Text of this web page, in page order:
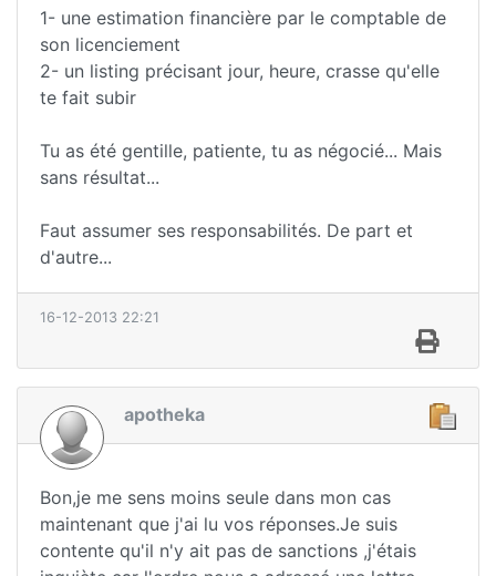
1- une estimation financière par le comptable de
son licenciement
2- un listing précisant jour, heure, crasse qu'elle
te fait subir
Tu as été gentille, patiente, tu as négocié... Mais
sans résultat...
Faut assumer ses responsabilités. De part et
d'autre...
16-12-2013 22:21
apotheka
Bon,je me sens moins seule dans mon cas
maintenant que j'ai lu vos réponses.Je suis
contente qu'il n'y ait pas de sanctions ,j'étais